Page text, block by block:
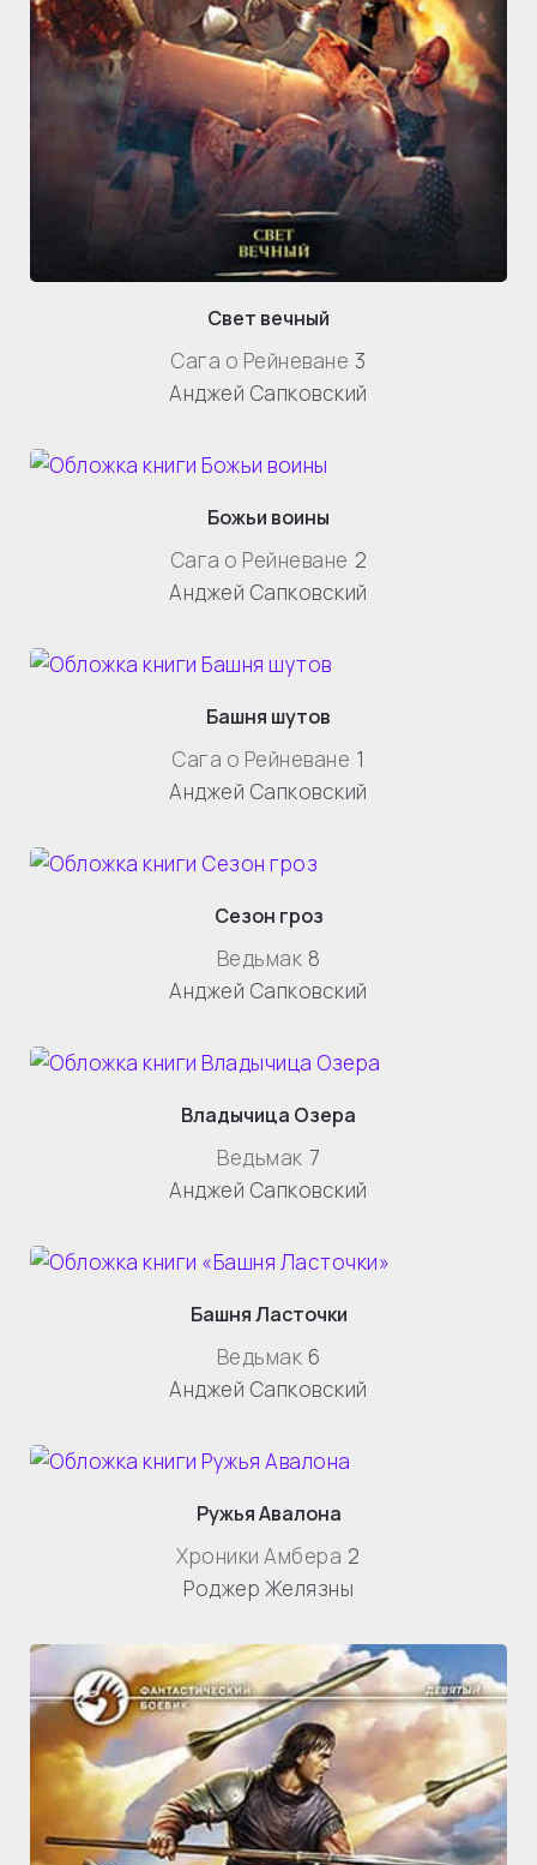
Свет вечный
Сага о Рейневане 3
Анджей Сапковский
Божьи воины
Сага о Рейневане 2
Анджей Сапковский
Башня шутов
Сага о Рейневане 1
Анджей Сапковский
Сезон гроз
Ведьмак 8
Анджей Сапковский
Владычица Озера
Ведьмак 7
Анджей Сапковский
Башня Ласточки
Ведьмак 6
Анджей Сапковский
Ружья Авалона
Хроники Амбера 2
Роджер Желязны